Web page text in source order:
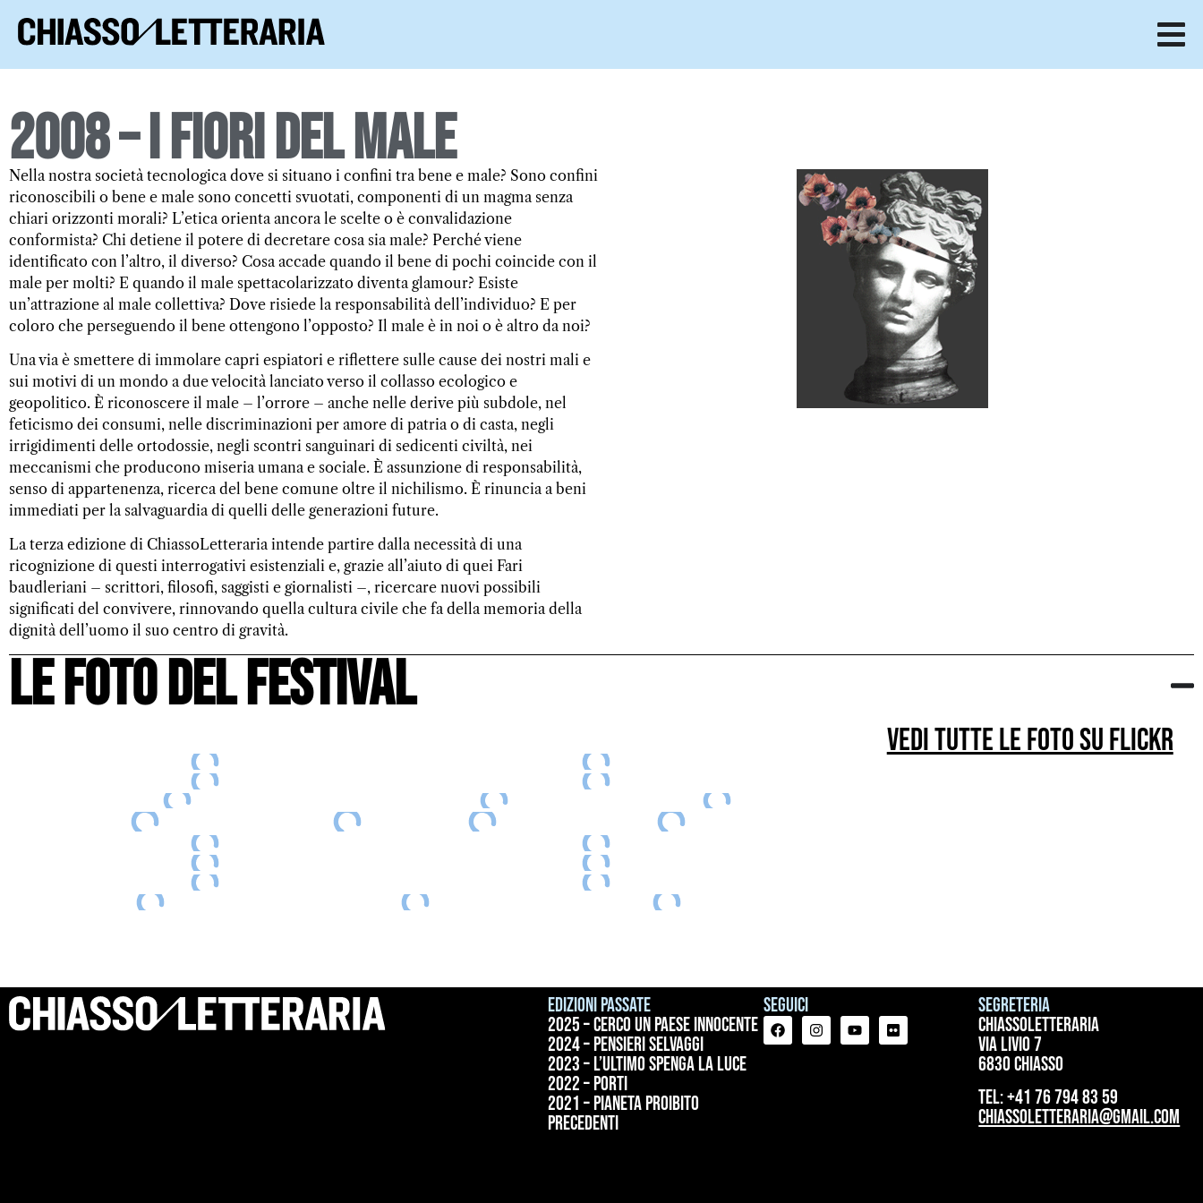
2008 – I fiori del male
Nella nostra società tecnologica dove si situano i confini tra bene e male? Sono confini
riconoscibili o bene e male sono concetti svuotati, componenti di un magma senza
chiari orizzonti morali? L’etica orienta ancora le scelte o è convalidazione
conformista? Chi detiene il potere di decretare cosa sia male? Perché viene
identificato con l’altro, il diverso? Cosa accade quando il bene di pochi coincide con il
male per molti? E quando il male spettacolarizzato diventa glamour? Esiste
un’attrazione al male collettiva? Dove risiede la responsabilità dell’individuo? E per
coloro che perseguendo il bene ottengono l’opposto? Il male è in noi o è altro da noi?
Una via è smettere di immolare capri espiatori e riflettere sulle cause dei nostri mali e
sui motivi di un mondo a due velocità lanciato verso il collasso ecologico e
geopolitico. È riconoscere il male – l’orrore – anche nelle derive più subdole, nel
feticismo dei consumi, nelle discriminazioni per amore di patria o di casta, negli
irrigidimenti delle ortodossie, negli scontri sanguinari di sedicenti civiltà, nei
meccanismi che producono miseria umana e sociale. È assunzione di responsabilità,
senso di appartenenza, ricerca del bene comune oltre il nichilismo. È rinuncia a beni
immediati per la salvaguardia di quelli delle generazioni future.
La terza edizione di ChiassoLetteraria intende partire dalla necessità di una
ricognizione di questi interrogativi esistenziali e, grazie all’aiuto di quei Fari
baudleriani – scrittori, filosofi, saggisti e giornalisti –, ricercare nuovi possibili
significati del convivere, rinnovando quella cultura civile che fa della memoria della
dignità dell’uomo il suo centro di gravità.
le foto del festival
Vedi tutte le foto su flickr
Edizioni passate
2025 – Cerco un paese innocente
2024 – Pensieri selvaggi
2023 – L’ultimo spenga la luce
2022 – Porti
2021 – Pianeta proibito
precedenti
Seguici
Segreteria
ChiassoLetteraria
Via Livio 7
6830 Chiasso
tel: +41 76 794 83 59
chiassoletteraria@gmail.com